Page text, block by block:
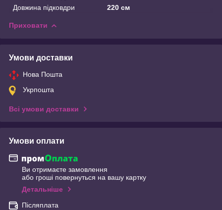
Довжина підковдри
220 см
Приховати
Умови доставки
Нова Пошта
Укрпошта
Всі умови доставки
Умови оплати
Ви отримаєте замовлення
або гроші повернуться на вашу картку
Детальніше
Післяплата